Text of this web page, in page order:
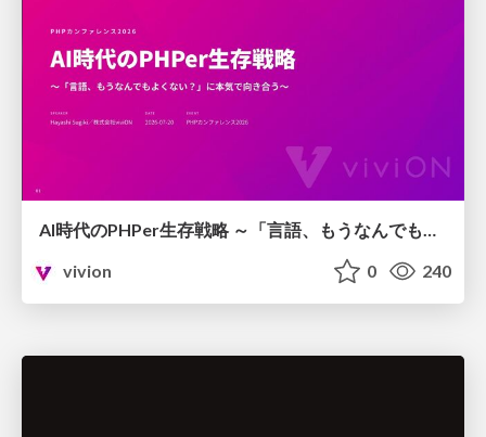
AI時代のPHPer生存戦略 ～「言語、もうなんでもよくない？」に本気で向き合う～
vivion
0 240